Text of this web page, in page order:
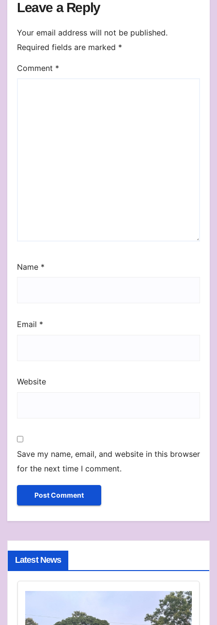
Leave a Reply
Your email address will not be published.
Required fields are marked *
Comment *
Name *
Email *
Website
Save my name, email, and website in this browser
for the next time I comment.
Latest News